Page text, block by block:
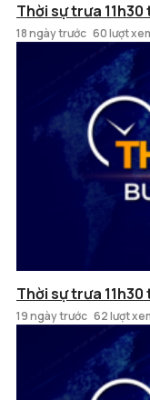
Thời sự trưa
18 ngày trước 60 lượt
Thời sự trưa
19 ngày trước 62 lượt